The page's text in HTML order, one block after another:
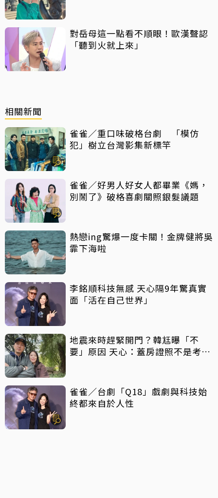
對岳母這一點看不順眼！歐漢聲認
「聽到火就上來」
相關新聞
雀雀／重口味破格台劇 「模仿
犯」樹立台灣影集新標竿
雀雀／好男人好女人都畢業《媽，
別鬧了》破格喜劇關照銀髮議題
熱戀ing驚爆一度卡關！金牌健將吳
霏下海啦
李銘順科技無感 天心隔9年驚真實
面「活在自己世界」
地震來時趕緊開門？韓尪曝「不
要」原因 天心：蓋房證照不是考假
雀雀／台劇「Q18」戲劇與科技始
終都來自於人性